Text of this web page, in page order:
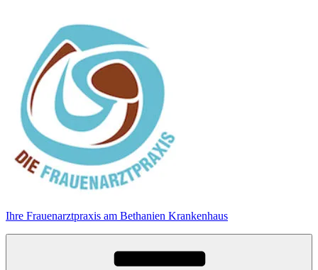
Ihre Frauenarztpraxis am Bethanien Krankenhaus